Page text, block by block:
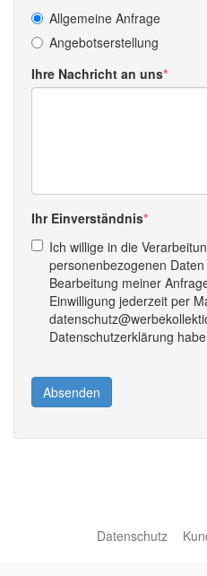
Allgemeine Anfrage
Angebotserstellung
Ihre Nachricht an uns
Ihr Einverständnis
Ich willige in die
personenbezogenen
Bearbeitung meiner
Einwilligung jederzeit per
Datenschutzerklärung
Absenden
Datenschutz